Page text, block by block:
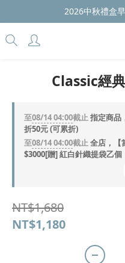
2026中秋禮盒
Classic經
至08/14 04:00截止指定商品
折50元 (可累折)
至08/14 04:00截止全店，【
$3000[贈] 紅白針織提袋乙個
NT$1,680
NT$1,180